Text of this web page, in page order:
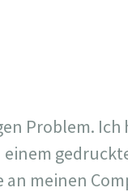
Problem.
an meinen